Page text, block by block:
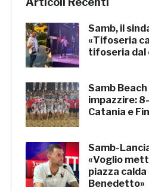
Samb, il
«Tifoseria
tifoseria dal
Samb
impazzire:
Catania e
Samb-
«Voglio
piazza calda
Benedetto»